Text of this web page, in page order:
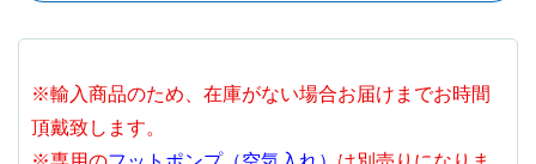
※輸入商品のため、在庫がない場合お届けまでお時間
頂戴致します。